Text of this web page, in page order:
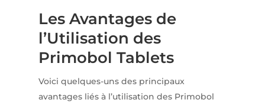
Les Avantages de
l’Utilisation des
Primobol Tablets
Voici quelques-uns des principaux
avantages liés à l’utilisation des Primobol